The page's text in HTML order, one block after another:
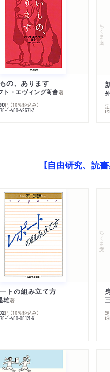
の、あります
ト・エヴィング商會著
円 （10％税込み）
4-480-42571-3
ちくま文庫
【自由研究、読
トの組み立て方
雄著
円 （10％税込み）
4-480-08121-6
ちくま文庫